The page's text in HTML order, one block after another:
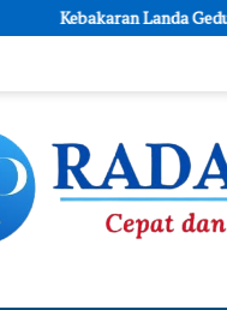
Bapenda DKI di